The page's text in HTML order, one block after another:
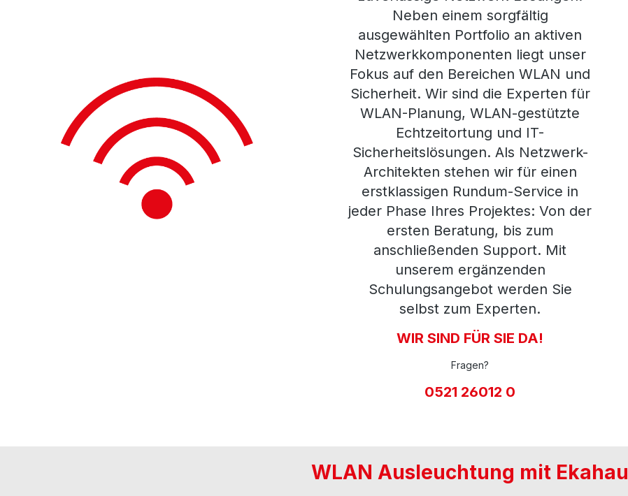
Neben einem sorgfältig
ausgewählten Portfolio an aktiven
Netzwerkkomponenten liegt unser
Fokus auf den Bereichen WLAN und
Sicherheit. Wir sind die Experten für
WLAN-Planung, WLAN-gestützte
Echtzeitortung und IT-
Sicherheitslösungen. Als Netzwerk-
Architekten stehen wir für einen
erstklassigen Rundum-Service in
jeder Phase Ihres Projektes: Von der
ersten Beratung, bis zum
anschließenden Support. Mit
unserem ergänzenden
Schulungsangebot werden Sie
selbst zum Experten.
WIR SIND FÜR SIE DA!
Fragen?
0521 26012 0
WLAN Ausleuchtung mit Ekahau